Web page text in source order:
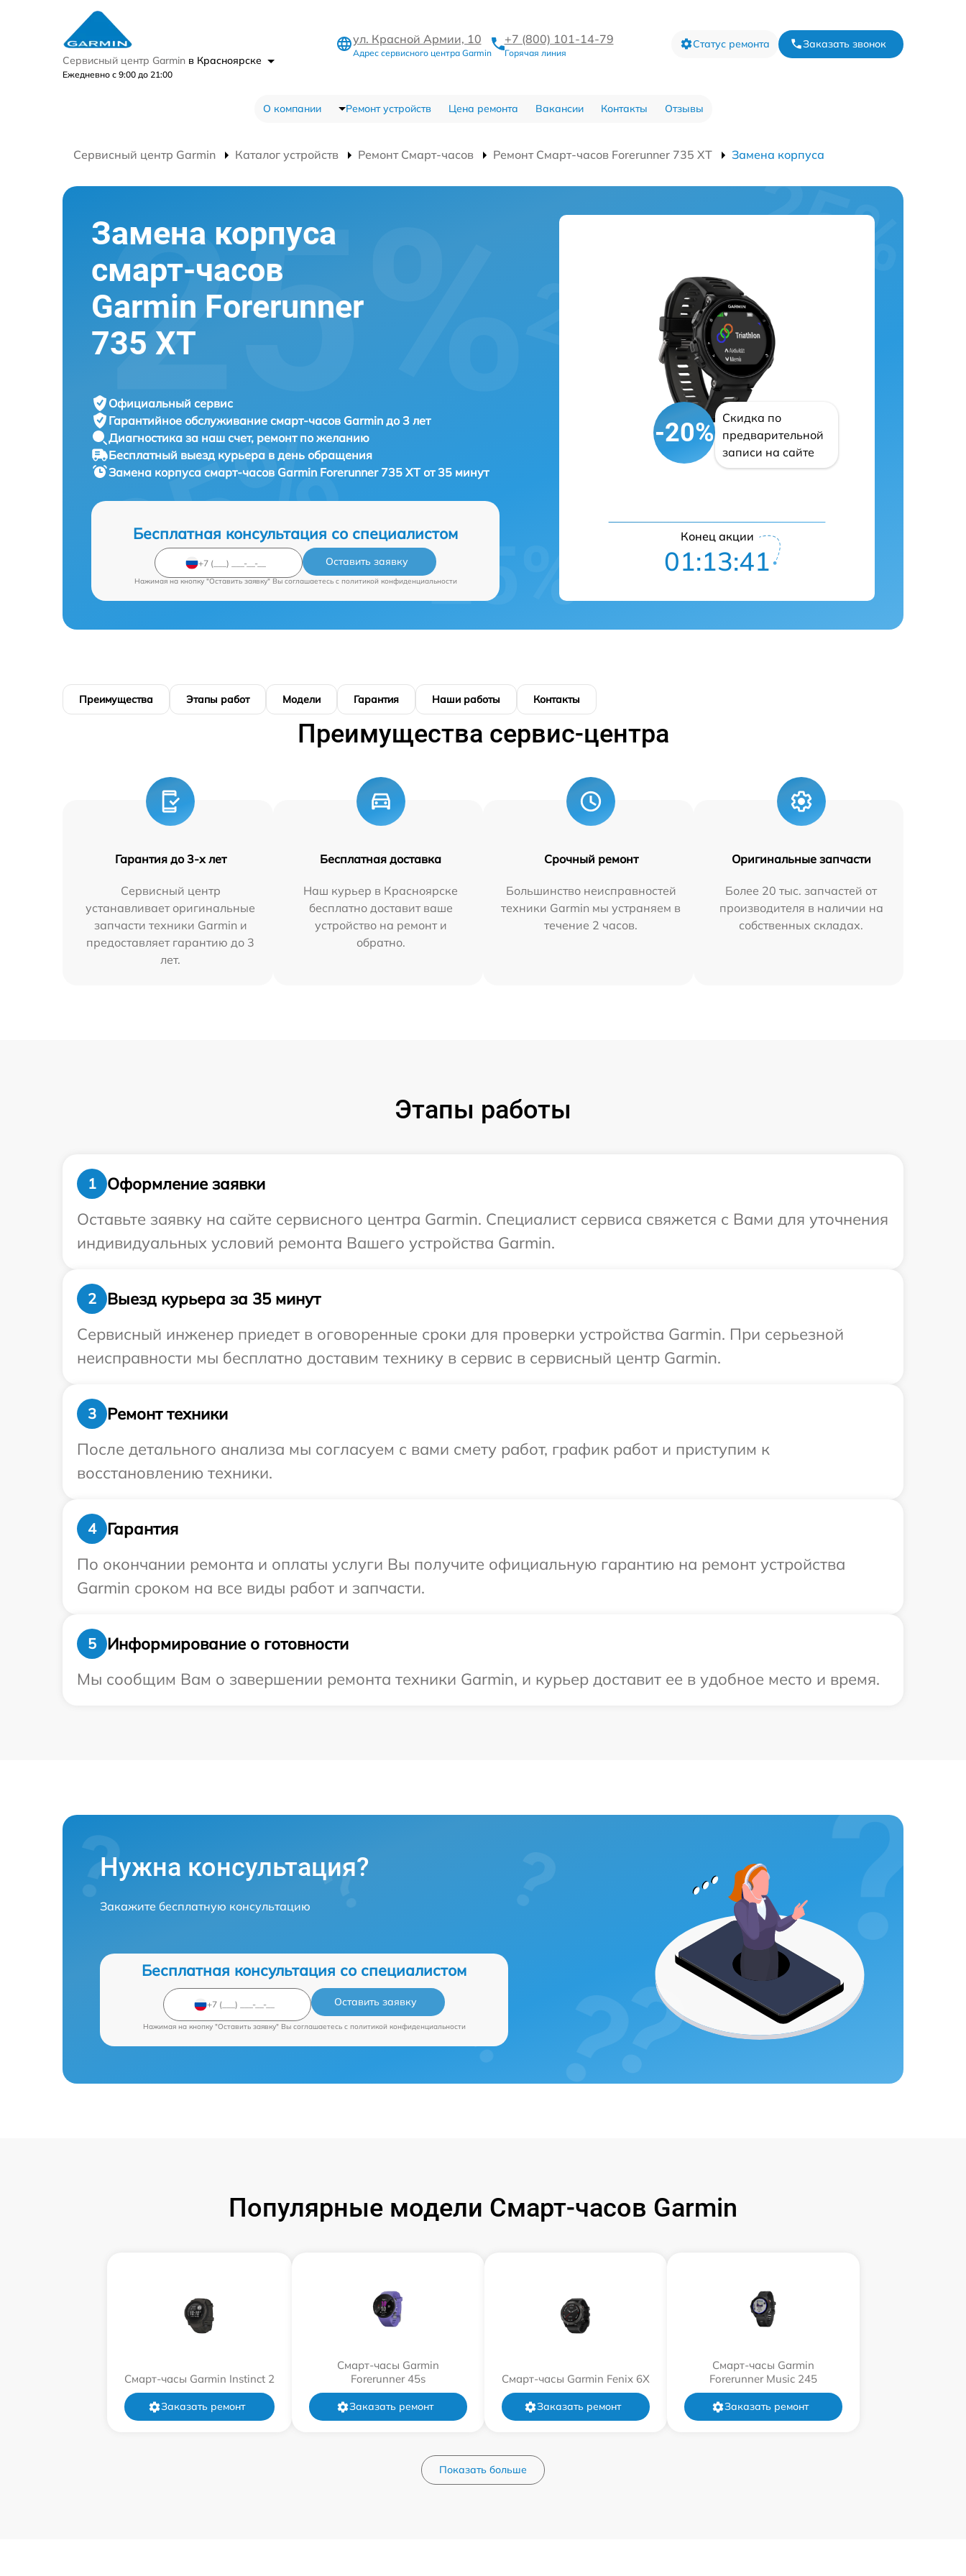
Сервисный центр Garmin в Красноярске
Ежедневно с 9:00 до 21:00
ул. Красной Армии, 10
Адрес сервисного центра Garmin
+7 (800) 101-14-79
Горячая линия
Статус ремонта Заказать звонок
О компании Ремонт устройств Цена ремонта Вакансии Контакты Отзывы
Сервисный центр Garmin Каталог устройств Ремонт Смарт-часов Ремонт Смарт-часов Forerunner 735 XT Замена корпуса
Замена корпуса
смарт-часов
Garmin Forerunner
735 XT
Официальный сервис
Гарантийное обслуживание смарт-часов Garmin до 3 лет
Диагностика за наш счет, ремонт по желанию
Бесплатный выезд курьера в день обращения
Замена корпуса смарт-часов Garmin Forerunner 735 XT от 35 минут
Бесплатная консультация со специалистом
Оставить заявку
Нажимая на кнопку "Оставить заявку" Вы соглашаетесь c политикой конфиденциальности
-20%
Скидка по
предварительной
записи на сайте
Конец акции
01:13:40
Преимущества Этапы работ Модели Гарантия Наши работы Контакты
Преимущества сервис-центра
Гарантия до 3-х лет
Сервисный центр
устанавливает оригинальные
запчасти техники Garmin и
предоставляет гарантию до 3
лет.
Бесплатная доставка
Наш курьер в Красноярске
бесплатно доставит ваше
устройство на ремонт и
обратно.
Срочный ремонт
Большинство неисправностей
техники Garmin мы устраняем в
течение 2 часов.
Оригинальные запчасти
Более 20 тыс. запчастей от
производителя в наличии на
собственных складах.
Этапы работы
1
Оформление заявки
Оставьте заявку на сайте сервисного центра Garmin. Специалист сервиса свяжется с Вами для уточнения
индивидуальных условий ремонта Вашего устройства Garmin.
2
Выезд курьера за 35 минут
Сервисный инженер приедет в оговоренные сроки для проверки устройства Garmin. При серьезной
неисправности мы бесплатно доставим технику в сервис в сервисный центр Garmin.
3
Ремонт техники
После детального анализа мы согласуем с вами смету работ, график работ и приступим к
восстановлению техники.
4
Гарантия
По окончании ремонта и оплаты услуги Вы получите официальную гарантию на ремонт устройства
Garmin сроком на все виды работ и запчасти.
5
Информирование о готовности
Мы сообщим Вам о завершении ремонта техники Garmin, и курьер доставит ее в удобное место и время.
Нужна консультация?
Закажите бесплатную консультацию
Бесплатная консультация со специалистом
Оставить заявку
Нажимая на кнопку "Оставить заявку" Вы соглашаетесь c политикой конфиденциальности
Популярные модели Смарт-часов Garmin
Смарт-часы Garmin Instinct 2
Заказать ремонт
Смарт-часы Garmin
Forerunner 45s
Заказать ремонт
Смарт-часы Garmin Fenix 6X
Заказать ремонт
Смарт-часы Garmin
Forerunner Music 245
Заказать ремонт
Показать больше